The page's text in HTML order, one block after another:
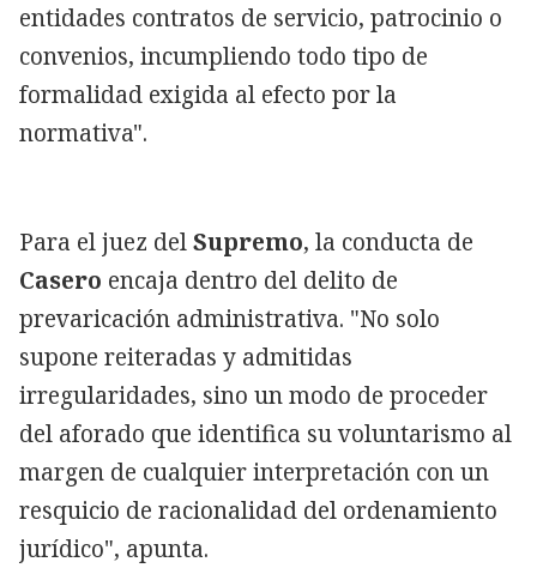
entidades contratos de servicio, patrocinio o
convenios, incumpliendo todo tipo de
formalidad exigida al efecto por la
normativa".
Para el juez delSupremo, la conducta de
Casero encaja dentro del delito de
prevaricación administrativa. "No solo
supone reiteradas y admitidas
irregularidades, sino un modo de proceder
del aforado que identifica su voluntarismo al
margen de cualquier interpretación con un
resquicio de racionalidad del ordenamiento
jurídico", apunta.